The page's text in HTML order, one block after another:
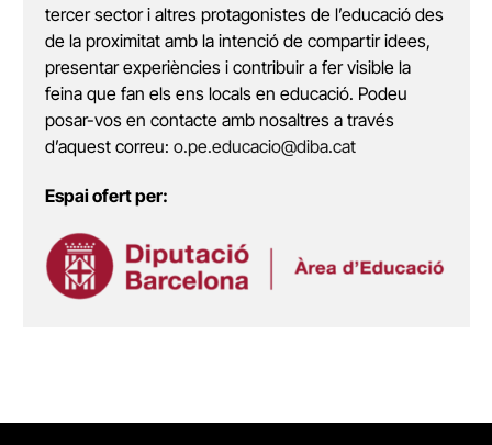
tercer sector i altres protagonistes de l’educació des
de la proximitat amb la intenció de compartir idees,
presentar experiències i contribuir a fer visible la
feina que fan els ens locals en educació. Podeu
posar-vos en contacte amb nosaltres a través
d’aquest correu: o.pe.educacio@diba.cat
Espai ofert per: